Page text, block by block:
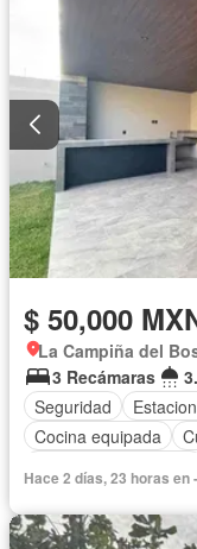
$ 50,000
La Campiña del
3 Recámaras
Seguridad
Cocina equipada
Hace 2 días, 23 horas